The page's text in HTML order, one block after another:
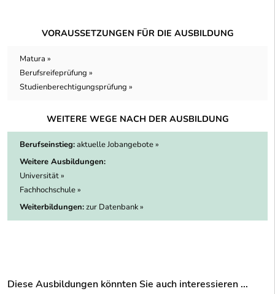
VORAUSSETZUNGEN FÜR DIE AUSBILDUNG
Matura »
Berufsreifeprüfung »
Studienberechtigungsprüfung »
WEITERE WEGE NACH DER AUSBILDUNG
Berufseinstieg:aktuelle Jobangebote »
Weitere Ausbildungen:
Universität »
Fachhochschule »
Weiterbildungen:zur Datenbank »
Diese Ausbildungen könnten Sie auch interessieren ...